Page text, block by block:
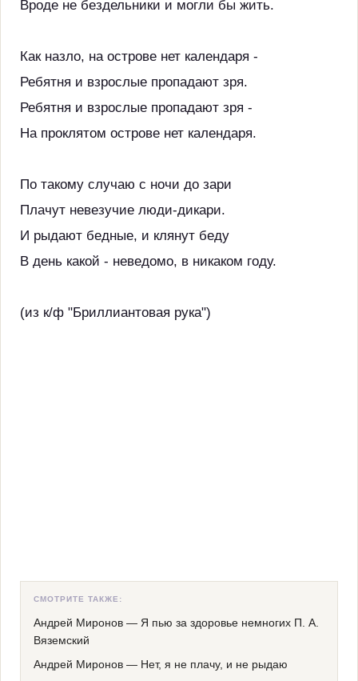
Вроде не бездельники и могли бы жить.
Как назло, на острове нет календаря -
Ребятня и взрослые пропадают зря.
Ребятня и взрослые пропадают зря -
На проклятом острове нет календаря.
По такому случаю с ночи до зари
Плачут невезучие люди-дикари.
И рыдают бедные, и клянут беду
В день какой - неведомо, в никаком году.
(из к/ф "Бриллиантовая рука")
СМОТРИТЕ ТАКЖЕ:
Андрей Миронов — Я пью за здоровье немногих П. А.
Вяземский
Андрей Миронов — Нет, я не плачу, и не рыдаю